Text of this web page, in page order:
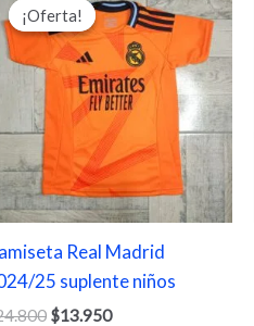
¡Oferta!
¡Oferta!
Real Madrid
25 suplente niños
original
era:
$24.800.
$13.950
actual
es:
$13.950.